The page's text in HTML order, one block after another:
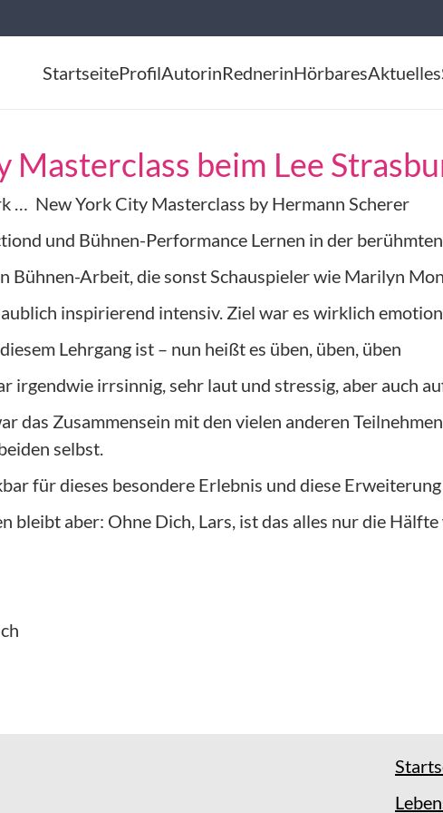
StartseiteProfilAutorinRednerinHörbaresAktuelles
Masterclass beim Lee
… New York City Masterclass by Hermann Scherer
und Bühnen-Performance Lernen in der
Bühnen-Arbeit, die sonst Schauspieler wie Marilyn
inspirierend intensiv. Ziel war es wirklich
Lehrgang ist – nun heißt es üben, üben, üben
irgendwie irrsinnig, sehr laut und stressig, aber auch
das Zusammensein mit den vielen anderen
selbst.
für dieses besondere Erlebnis und diese
bleibt aber: Ohne Dich, Lars, ist das alles nur die